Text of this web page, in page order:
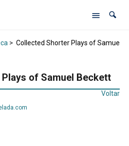
> Collected Shorter Plays of Samuel
of Samuel Beckett
Voltar